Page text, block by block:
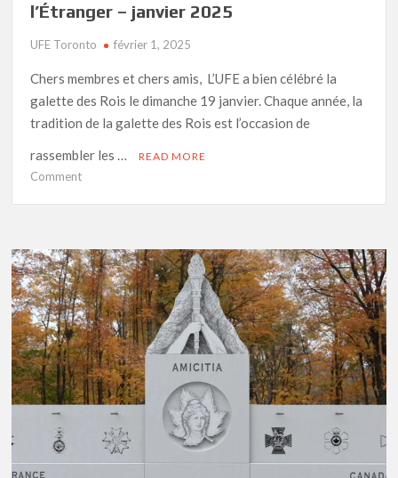
l’Étranger – janvier 2025
UFE Toronto février 1, 2025
Chers membres et chers amis, L’UFE a bien célébré la
galette des Rois le dimanche 19 janvier. Chaque année, la
tradition de la galette des Rois est l’occasion de
rassembler les …
READ MORE
Commenton
des
Français
de
l’Étranger
–
janvier
2025